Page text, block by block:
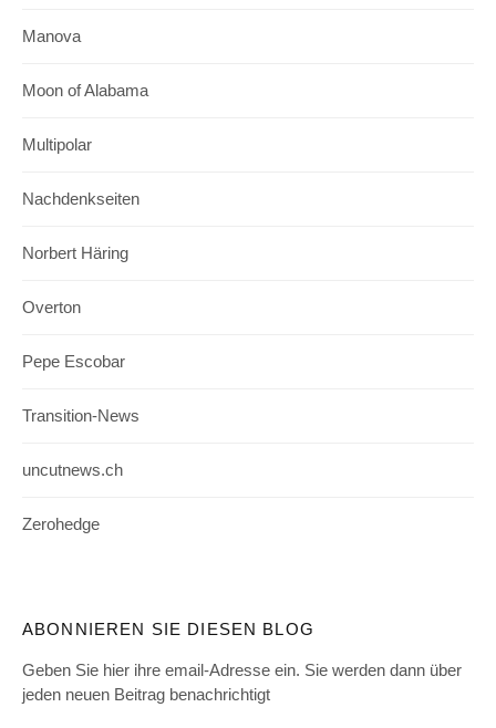
Manova
Moon of Alabama
Multipolar
Nachdenkseiten
Norbert Häring
Overton
Pepe Escobar
Transition-News
uncutnews.ch
Zerohedge
ABONNIEREN SIE DIESEN BLOG
Geben Sie hier ihre email-Adresse ein. Sie werden dann über
jeden neuen Beitrag benachrichtigt